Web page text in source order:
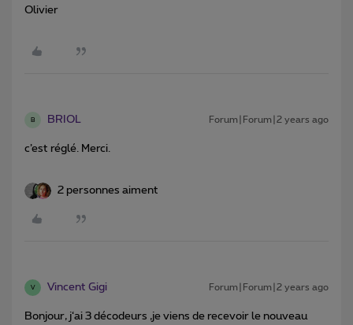
Olivier
B BRIOL Forum|Forum|2 years ago
c’est réglé. Merci.
2 personnes aiment
V Vincent Gigi Forum|Forum|2 years ago
Bonjour, j‘ai 3 décodeurs ,je viens de recevoir le nouveau